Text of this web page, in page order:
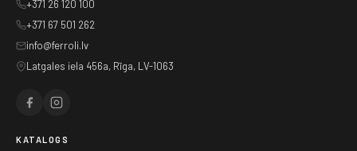
+371 26 120 100
+371 67 501 262
info@ferroli.lv
Latgales iela 456a, Rīga, LV-1063
KATALOGS